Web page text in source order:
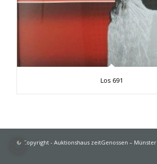
Los 691
© Copyright - Auktionshaus zeitGenossen – Münster